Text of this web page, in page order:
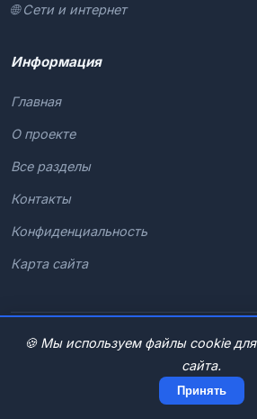
🌐 Сети и интернет
Информация
Главная
О проекте
Все разделы
Контакты
Конфиденциальность
Карта сайта
© 2026 Гаджет Гид. Все
🍪 Мы используем файлы cookie
сайта.
Принять